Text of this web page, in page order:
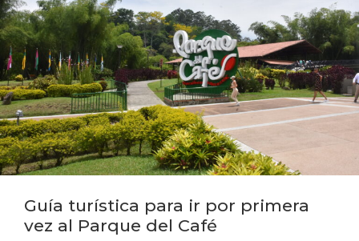
Guía turística para ir por primera
vez al Parque del Café